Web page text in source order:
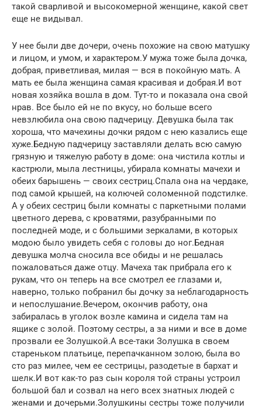
такой сварливой и высокомерной женщине, какой свет
еще не видывал.
У нее были две дочери, очень похожие на свою матушку
и лицом, и умом, и характером.У мужа тоже была дочка,
добрая, приветливая, милая — вся в покойную мать. А
мать ее была женщина самая красивая и добрая.И вот
новая хозяйка вошла в дом. Тут-то и показала она свой
нрав. Все было ей не по вкусу, но больше всего
невзлюбила она свою падчерицу. Девушка была так
хороша, что мачехины дочки рядом с нею казались еще
хуже.Бедную падчерицу заставляли делать всю самую
грязную и тяжелую работу в доме: она чистила котлы и
кастрюли, мыла лестницы, убирала комнаты мачехи и
обеих барышень — своих сестриц.Спала она на чердаке,
под самой крышей, на колючей соломенной подстилке.
А у обеих сестриц были комнаты с паркетными полами
цветного дерева, с кроватями, разубранными по
последней моде, и с большими зеркалами, в которых
модою было увидеть себя с головы до ног.Бедная
девушка молча сносила все обиды и не решалась
пожаловаться даже отцу. Мачеха так прибрала его к
рукам, что он теперь на все смотрел ее глазами и,
наверно, только побранил бы дочку за неблагодарность
и непослушание.Вечером, окончив работу, она
забиралась в уголок возле камина и сидела там на
ящике с золой. Поэтому сестры, а за ними и все в доме
прозвали ее Золушкой.А все-таки Золушка в своем
стареньком платьице, перепачканном золою, была во
сто раз милее, чем ее сестрицы, разодетые в бархат и
шелк.И вот как-то раз сын короля той страны устроил
большой бал и созвал на него всех знатных людей с
женами и дочерьми.Золушкины сестры тоже получили